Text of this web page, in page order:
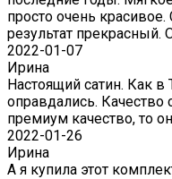
просто очень
результат
2022-01-07
Ирина
Настоящий сатин. Как
оправдались. Качество
премиум качество, то
2022-01-26
Ирина
А я купила этот